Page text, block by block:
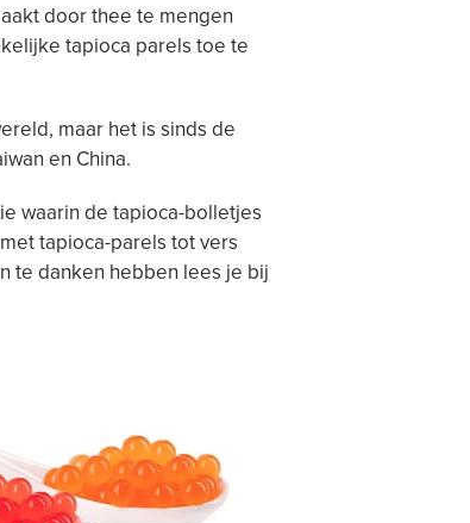
door thee te mengen
tapioca parels toe te
maar het is sinds de
en China.
waarin de tapioca-bolletjes
tapioca-parels tot vers
te danken hebben lees je bij